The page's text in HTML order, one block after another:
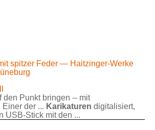
spitzer Feder — Haitzinger-Werke
den Punkt bringen -- mit
Einer der ... Karikaturen digitalisiert,
USB-Stick mit den ...